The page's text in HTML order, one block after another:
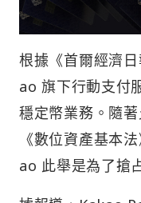
根據《首爾經濟日
ao 旗下行動支付
穩定幣業務。隨
《數位資產基本
ao 此舉是為了搶